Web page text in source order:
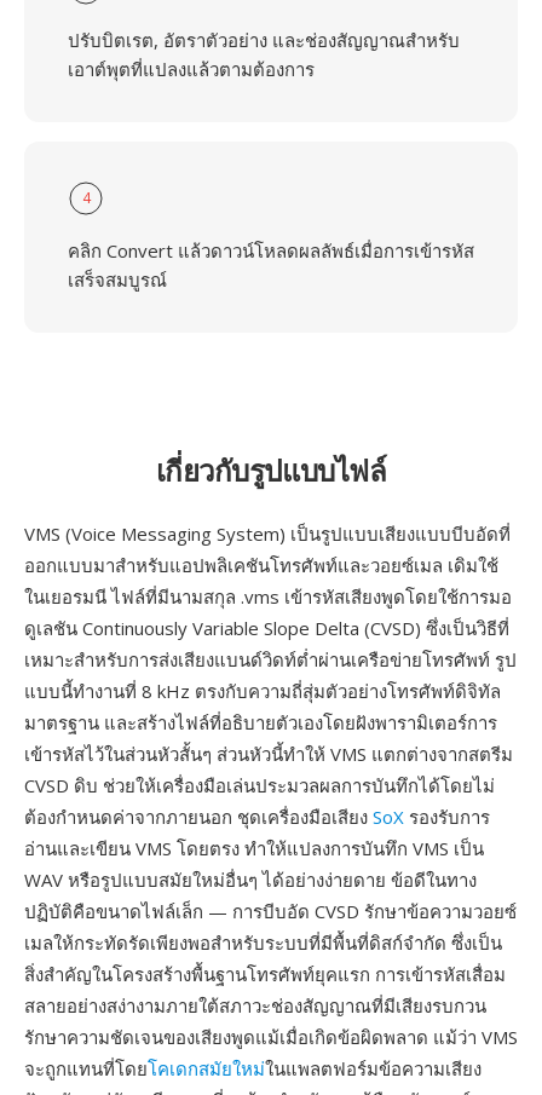
ปรับบิตเรต, อัตราตัวอย่าง และช่องสัญญาณสำหรับ
เอาต์พุตที่แปลงแล้วตามต้องการ
4
คลิก Convert แล้วดาวน์โหลดผลลัพธ์เมื่อการเข้ารหัส
เสร็จสมบูรณ์
เกี่ยวกับรูปแบบไฟล์
VMS (Voice Messaging System) เป็นรูปแบบเสียงแบบบีบอัดที่
ออกแบบมาสำหรับแอปพลิเคชันโทรศัพท์และวอยซ์เมล เดิมใช้
ในเยอรมนี ไฟล์ที่มีนามสกุล .vms เข้ารหัสเสียงพูดโดยใช้การมอ
ดูเลชัน Continuously Variable Slope Delta (CVSD) ซึ่งเป็นวิธีที่
เหมาะสำหรับการส่งเสียงแบนด์วิดท์ต่ำผ่านเครือข่ายโทรศัพท์ รูป
แบบนี้ทำงานที่ 8 kHz ตรงกับความถี่สุ่มตัวอย่างโทรศัพท์ดิจิทัล
มาตรฐาน และสร้างไฟล์ที่อธิบายตัวเองโดยฝังพารามิเตอร์การ
เข้ารหัสไว้ในส่วนหัวสั้นๆ ส่วนหัวนี้ทำให้ VMS แตกต่างจากสตรีม
CVSD ดิบ ช่วยให้เครื่องมือเล่นประมวลผลการบันทึกได้โดยไม่
ต้องกำหนดค่าจากภายนอก ชุดเครื่องมือเสียง SoX รองรับการ
อ่านและเขียน VMS โดยตรง ทำให้แปลงการบันทึก VMS เป็น
WAV หรือรูปแบบสมัยใหม่อื่นๆ ได้อย่างง่ายดาย ข้อดีในทาง
ปฏิบัติคือขนาดไฟล์เล็ก — การบีบอัด CVSD รักษาข้อความวอยซ์
เมลให้กระทัดรัดเพียงพอสำหรับระบบที่มีพื้นที่ดิสก์จำกัด ซึ่งเป็น
สิ่งสำคัญในโครงสร้างพื้นฐานโทรศัพท์ยุคแรก การเข้ารหัสเสื่อม
สลายอย่างสง่างามภายใต้สภาวะช่องสัญญาณที่มีเสียงรบกวน
รักษาความชัดเจนของเสียงพูดแม้เมื่อเกิดข้อผิดพลาด แม้ว่า VMS
จะถูกแทนที่โดยโคเดกสมัยใหม่ในแพลตฟอร์มข้อความเสียง